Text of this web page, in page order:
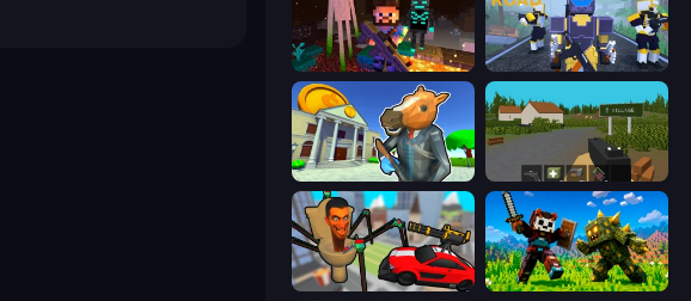
ZombieCraft Eternal Road
Bank Robbery 3 ZombieCraft.io
Cars vs Skibidi Toilet CraftSlayer: Apocalypse